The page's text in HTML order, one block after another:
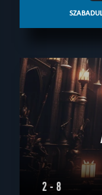
2 - 8